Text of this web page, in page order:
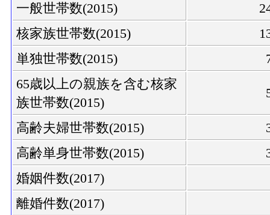
一般世帯数(2015)
核家族世帯数(2015)
単独世帯数(2015)
65歳以上の親族を含む核家
族世帯数(2015)
高齢夫婦世帯数(2015)
高齢単身世帯数(2015)
婚姻件数(2017)
離婚件数(2017)